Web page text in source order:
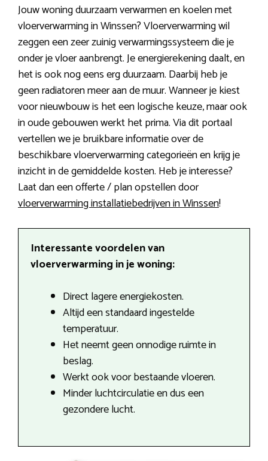
Jouw woning duurzaam verwarmen en koelen met
vloerverwarming in Winssen? Vloerverwarming wil
zeggen een zeer zuinig verwarmingssysteem die je
onder je vloer aanbrengt. Je energierekening daalt, en
het is ook nog eens erg duurzaam. Daarbij heb je
geen radiatoren meer aan de muur. Wanneer je kiest
voor nieuwbouw is het een logische keuze, maar ook
in oude gebouwen werkt het prima. Via dit portaal
vertellen we je bruikbare informatie over de
beschikbare vloerverwarming categorieën en krijg je
inzicht in de gemiddelde kosten. Heb je interesse?
Laat dan een offerte / plan opstellen door
vloerverwarming installatiebedrijven in Winssen!
Interessante voordelen van
vloerverwarming in je woning:
Direct lagere energiekosten.
Altijd een standaard ingestelde
temperatuur.
Het neemt geen onnodige ruimte in
beslag.
Werkt ook voor bestaande vloeren.
Minder luchtcirculatie en dus een
gezondere lucht.